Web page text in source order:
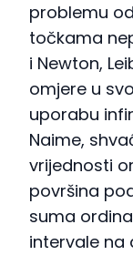
problemu
točkama
i Newton,
omjere u
uporabu
Naime,
vrijednosti
površina
suma
intervale na